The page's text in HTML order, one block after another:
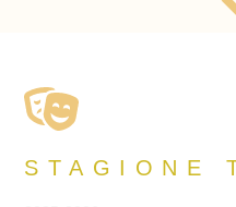
STAGIONE